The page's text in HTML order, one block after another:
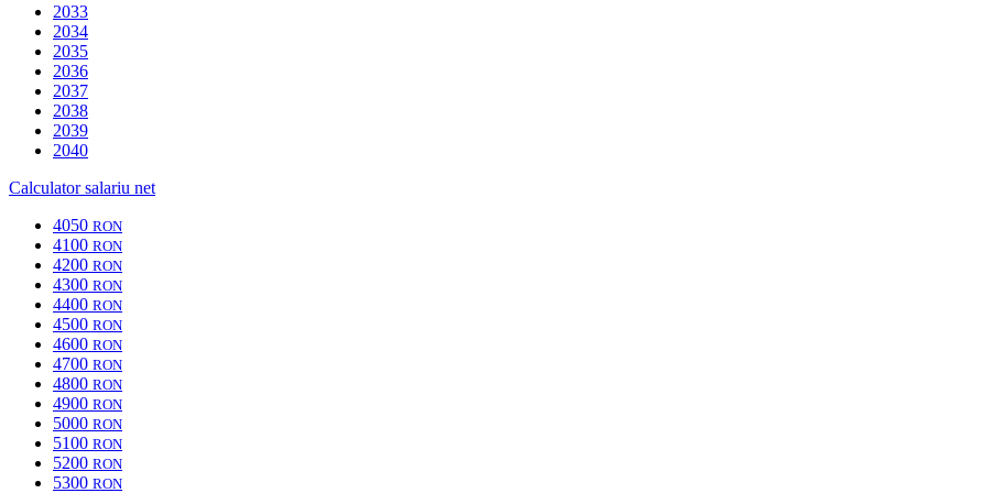
2033
2034
2035
2036
2037
2038
2039
2040
Calculator salariu net
4050 RON
4100 RON
4200 RON
4300 RON
4400 RON
4500 RON
4600 RON
4700 RON
4800 RON
4900 RON
5000 RON
5100 RON
5200 RON
5300 RON